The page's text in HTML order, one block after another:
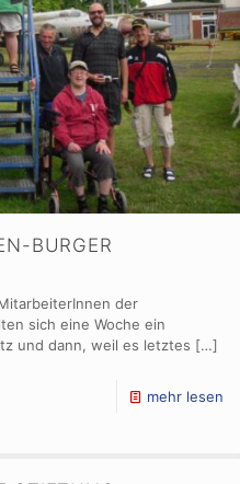
BURGER
der
sich eine Woche ein
und dann, weil es letztes […]
mehr lesen